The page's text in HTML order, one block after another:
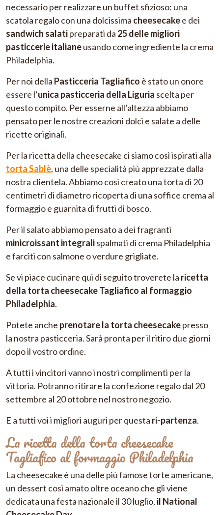
necessario per realizzare un buffet sfizioso: una
scatola regalo con una dolcissima cheesecakee dei
sandwich salatipreparati da 25 delle migliori
pasticcerie italianeusando come ingrediente la crema
Philadelphia.
Per noi della Pasticceria Tagliafico è stato un onore
essere l’unica pasticceria della Liguria scelta per
questo compito. Per esserne all’altezza abbiamo
pensato per le nostre creazioni dolci e salate a delle
ricette originali.
Per la ricetta della cheesecake ci siamo così ispirati alla
torta Sablè, una delle specialità più apprezzate dalla
nostra clientela. Abbiamo così creato una torta di 20
centimetri di diametro ricoperta di una soffice crema al
formaggio e guarnita di frutti di bosco.
Per il salato abbiamo pensato a dei fragranti
minicroissant integralispalmati di crema Philadelphia
e farciti con salmone o verdure grigliate.
Se vi piace cucinare qui di seguito troverete la ricetta
della torta cheesecake Tagliafico al formaggio
Philadelphia.
Potete anche prenotare la torta cheesecakepresso
la nostra pasticceria. Sarà pronta per il ritiro due giorni
dopo il vostro ordine.
A tutti i vincitori vanno i nostri complimenti per la
vittoria. Potranno ritirare la confezione regalo dal 20
settembre al 20 ottobre nel nostro negozio.
E a tutti voi i migliori auguri per questa ri-partenza.
La ricetta della torta cheesecake
Tagliafico al formaggio Philadelphia
La cheesecake è una delle più famose torte americane,
un dessert così amato oltre oceano che gli viene
dedicata una festa nazionale il 30 luglio, il National